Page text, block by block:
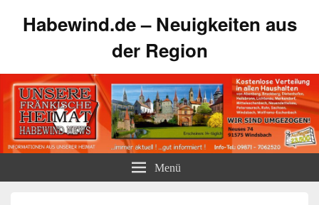
Habewind.de – Neuigkeiten aus
der Region
Menü